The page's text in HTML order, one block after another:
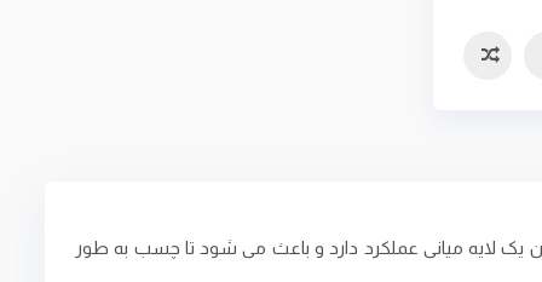
یک لایه میانی عملکرد دارد و باعث می ‌شود تا چسب به‌ طور